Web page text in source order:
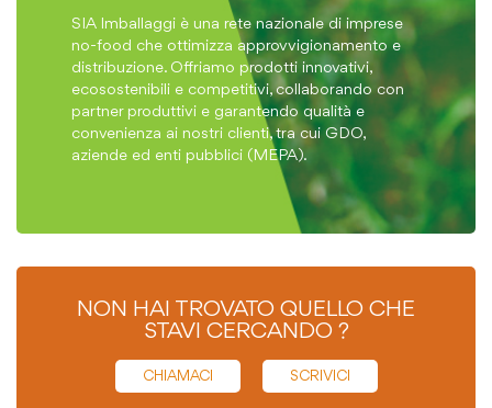
SIA Imballaggi è una rete nazionale di imprese
no-food che ottimizza approvvigionamento e
distribuzione. Offriamo prodotti innovativi,
ecosostenibili e competitivi, collaborando con
partner produttivi e garantendo qualità e
convenienza ai nostri clienti, tra cui GDO,
aziende ed enti pubblici (MEPA).
NON HAI TROVATO QUELLO CHE
STAVI CERCANDO ?
CHIAMACI SCRIVICI